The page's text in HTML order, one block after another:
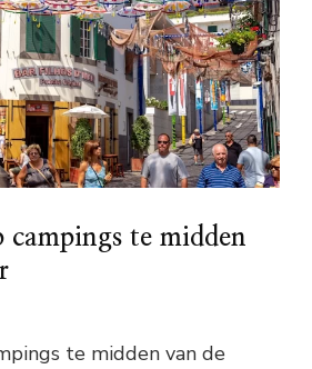
campings te midden
te midden van de